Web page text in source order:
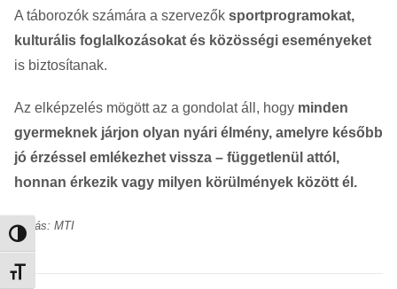
Nagy kontraszt váltása
Betűméret váltása
A táborozók számára a szervezők sportprogramokat,
kulturális foglalkozásokat és közösségi eseményeket
is biztosítanak.
Az elképzelés mögött az a gondolat áll, hogy minden
gyermeknek járjon olyan nyári élmény, amelyre később
jó érzéssel emlékezhet vissza – függetlenül attól,
honnan érkezik vagy milyen körülmények között él.
Forrás: MTI